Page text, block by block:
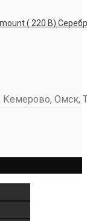
( 220 В)
Кемерово, Омск,